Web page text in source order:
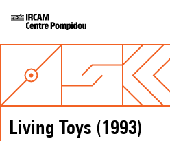
Living Toys (1993)